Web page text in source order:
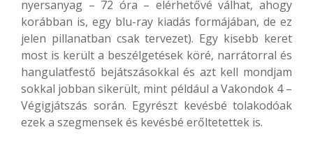
nyersanyag – 72 óra – elérhetővé válhat, ahogy
korábban is, egy blu-ray kiadás formájában, de ez
jelen pillanatban csak tervezet). Egy kisebb keret
most is került a beszélgetések köré, narrátorral és
hangulatfestő bejátszásokkal és azt kell mondjam
sokkal jobban sikerült, mint például a Vakondok 4 –
Végigjátszás során. Egyrészt kevésbé tolakodóak
ezek a szegmensek és kevésbé erőltetettek is.